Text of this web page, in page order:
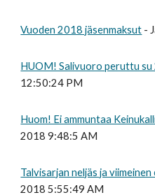
Vuoden 2018 jäsenmaksut -
HUOM! Salivuoro peruttu
12:50:24 PM
Huom! Ei ammuntaa
2018 9:48:5 AM
Talvisarjan neljäs ja
2018 5:55:49 AM